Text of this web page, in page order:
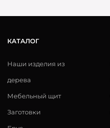
КАТАЛОГ
Наши изделия из
дерева
Мебельный щит
Заготовки